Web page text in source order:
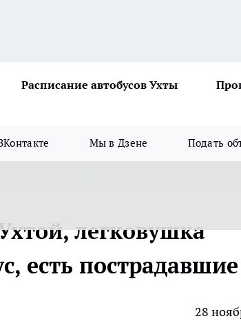
Расписание автобусов Ухты
Мы в Дзене Подать
легковушка
есть пострадавшие
28